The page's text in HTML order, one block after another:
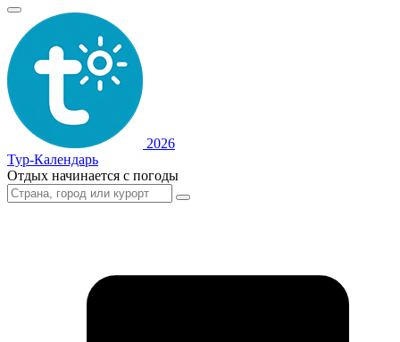
2026
Тур-Календарь
Отдых начинается с погоды